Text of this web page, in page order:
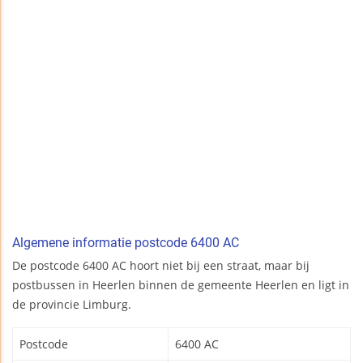
Algemene informatie postcode 6400 AC
De postcode 6400 AC hoort niet bij een straat, maar bij
postbussen in Heerlen binnen de gemeente Heerlen en ligt in
de provincie Limburg.
Postcode 6400 AC